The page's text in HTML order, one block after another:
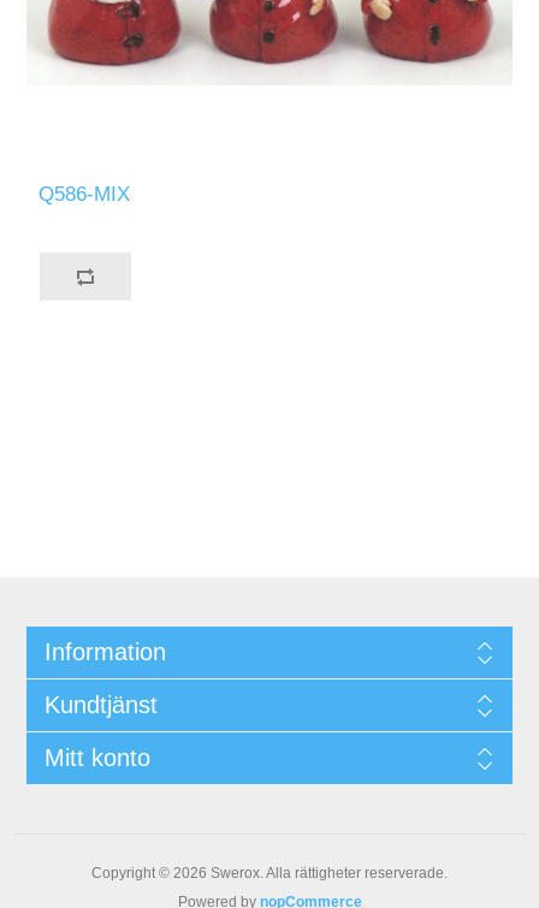
Q586-MIX
Information
Kundtjänst
Mitt konto
Copyright © 2026 Swerox. Alla rättigheter reserverade.
Powered by nopCommerce